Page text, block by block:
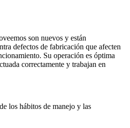
son nuevos y están
defectos de fabricación que afecten
Su operación es óptima
correctamente y trabajan en
los hábitos de manejo y las